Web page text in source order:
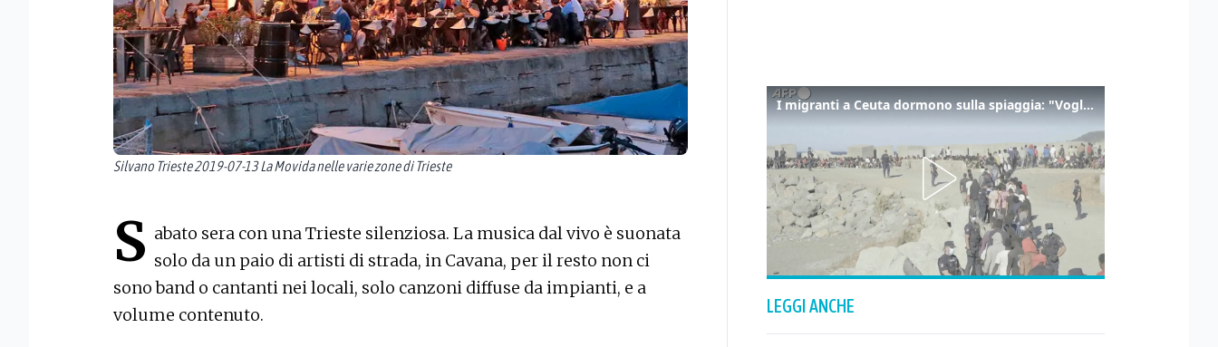
Silvano Trieste 2019-07-13 La Movida nelle varie zone di Trieste
S abato sera con una Trieste silenziosa. La musica dal vivo è suonata
solo da un paio di artisti di strada, in Cavana, per il resto non ci
sono band o cantanti nei locali, solo canzoni diffuse da impianti, e a
volume contenuto.
I migranti a Ceuta dormono sulla spiaggia: "Vogliamo entrare in Europa"
LEGGI ANCHE